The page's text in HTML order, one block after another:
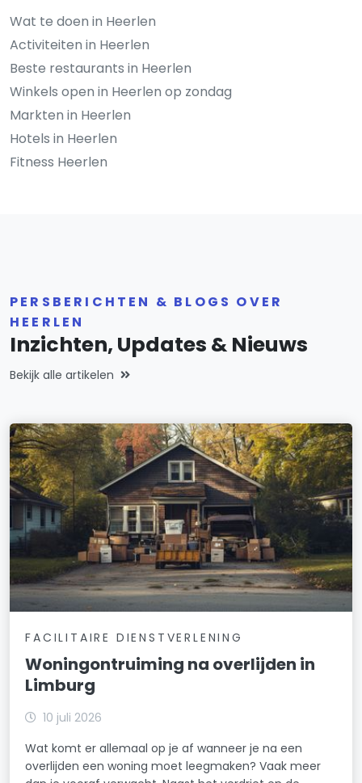
Wat te doen in Heerlen
Activiteiten in Heerlen
Beste restaurants in Heerlen
Winkels open in Heerlen op zondag
Markten in Heerlen
Hotels in Heerlen
Fitness Heerlen
PERSBERICHTEN & BLOGS OVER
HEERLEN
Inzichten, Updates & Nieuws
Bekijk alle artikelen
FACILITAIRE DIENSTVERLENING
Woningontruiming na overlijden in
Limburg
10 juli 2026
Wat komt er allemaal op je af wanneer je na een
overlijden een woning moet leegmaken? Vaak meer